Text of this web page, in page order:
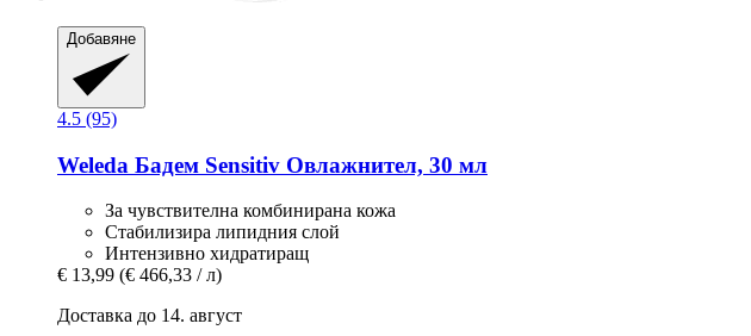
Добавяне
4.5 (95)
Weleda Бадем Sensitiv Овлажнител, 30 мл
За чувствителна комбинирана кожа
Стабилизира липидния слой
Интензивно хидратиращ
€ 13,99 (€ 466,33 / л)
Доставка до 14. август